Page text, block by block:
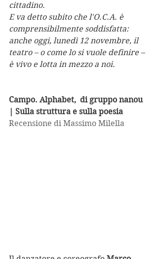
cittadino.
E va detto subito che l'O.C.A. è
comprensibilmente soddisfatta:
anche oggi, lunedì 12 novembre, il
teatro – o come lo si vuole definire –
è vivo e lotta in mezzo a noi.
Campo. Alphabet,  di gruppo nanou
| Sulla struttura e sulla poesia
Recensione di Massimo Milella